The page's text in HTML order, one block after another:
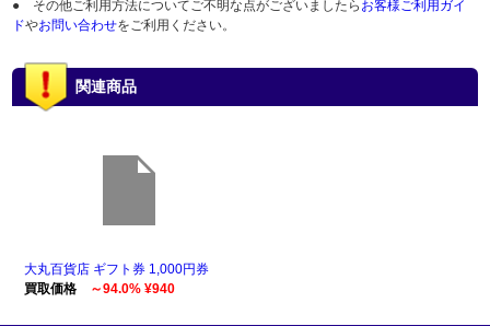
● その他ご利用方法についてご不明な点がございましたら お客様ご利用ガイ
ドやお問い合わせをご利用ください。
関連商品
大丸百貨店 ギフト券 1,000円券
買取価格
～94.0% ¥940